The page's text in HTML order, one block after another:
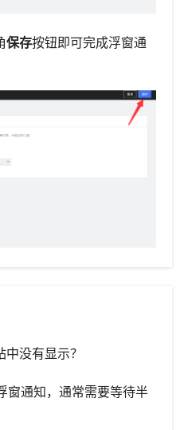
保存按钮即可完成浮窗通
没有显示？
窗通知，通常需要等待半